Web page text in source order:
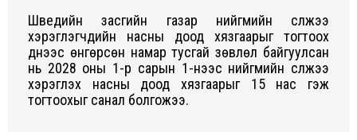
Шведийн засгийн газар нийгмийн сүлжээ
хэрэглэгчдийн насны доод хязгаарыг тогтоох
үүднээс өнгөрсөн намар тусгай зөвлөл байгуулсан
нь 2028 оны 1-р сарын 1-нээс нийгмийн сүлжээ
хэрэглэх насны доод хязгаарыг 15 нас гэж
тогтоохыг санал болгожээ.